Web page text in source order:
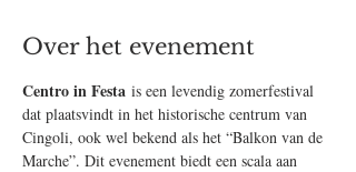
Over het evenement
Centro in Festa is een levendig zomerfestival
dat plaatsvindt in het historische centrum van
Cingoli, ook wel bekend als het “Balkon van de
Marche”. Dit evenement biedt een scala aan